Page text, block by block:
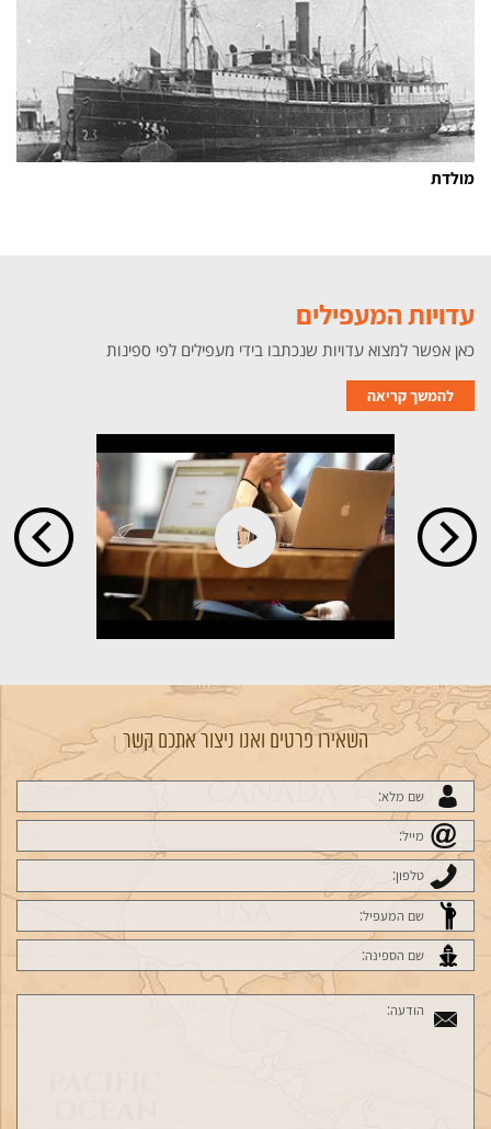
מולדת
עדויות המעפילים
כאן אפשר למצוא עדויות שנכתבו בידי מעפילים לפי ספינות
להמשך קריאה
השאירו פרטים ואנו ניצור אתכם קשר